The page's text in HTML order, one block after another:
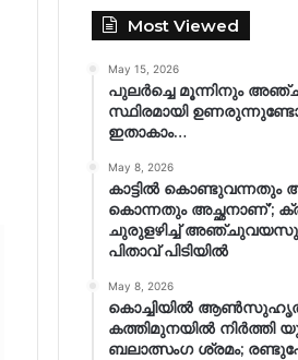
Most Viewed
May 15, 2026
പുലർച്ചെ മൂന്നിനും
സ്ഥിരമായി
ഇതാകാം…
May 8, 2026
കാട്ടിൽ കൊണ്ടുവന്നതും
കൊന്നതും അച്ഛനാണ്’;
ചുരുളഴിച്ച്
പിതാവ് പിടിയിൽ
May 8, 2026
കൊച്ചിയിൽ
കത്തിമുനയിൽ നിർത്തി
ബലാത്സംഗ​ ശ്രമം;